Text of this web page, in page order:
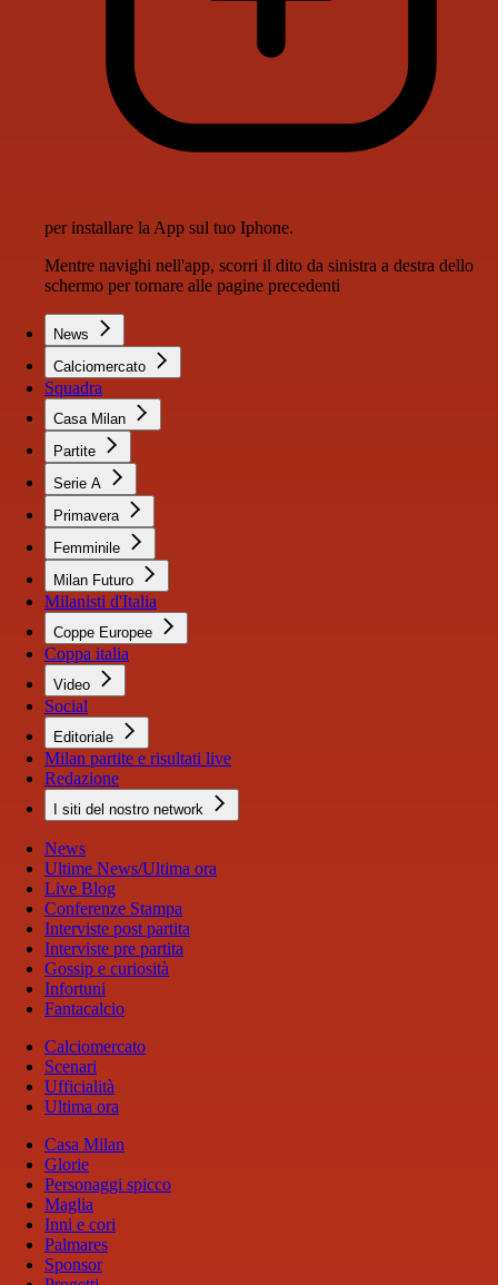
per installare la App sul tuo Iphone.
Mentre navighi nell'app, scorri il dito da sinistra a destra dello
schermo per tornare alle pagine precedenti
News
Calciomercato
Squadra
Casa Milan
Partite
Serie A
Primavera
Femminile
Milan Futuro
Milanisti d'Italia
Coppe Europee
Coppa italia
Video
Social
Editoriale
Milan partite e risultati live
Redazione
I siti del nostro network
News
Ultime News/Ultima ora
Live Blog
Conferenze Stampa
Interviste post partita
Interviste pre partita
Gossip e curiosità
Infortuni
Fantacalcio
Calciomercato
Scenari
Ufficialità
Ultima ora
Casa Milan
Glorie
Personaggi spicco
Maglia
Inni e cori
Palmares
Sponsor